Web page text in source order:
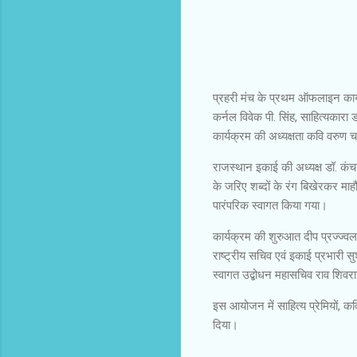
प्रहरी मंच के प्रथम ऑफलाइन
कर्नल विवेक पी. सिंह,
कार्यक्रम की अध्यक्षता कवि वरुण
राजस्थान इकाई की अध्यक्ष डॉ.
के जरिए शब्दों के रंग बिखेरकर
पारंपरिक स्वागत किया गया।
कार्यक्रम की शुरुआत दीप
राष्ट्रीय सचिव एवं इकाई प्रभारी
स्वागत उद्बोधन महासचिव राव
इस आयोजन में साहित्य प्रेमियों,
दिया।